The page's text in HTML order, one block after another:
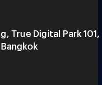
True Digital Park 101,